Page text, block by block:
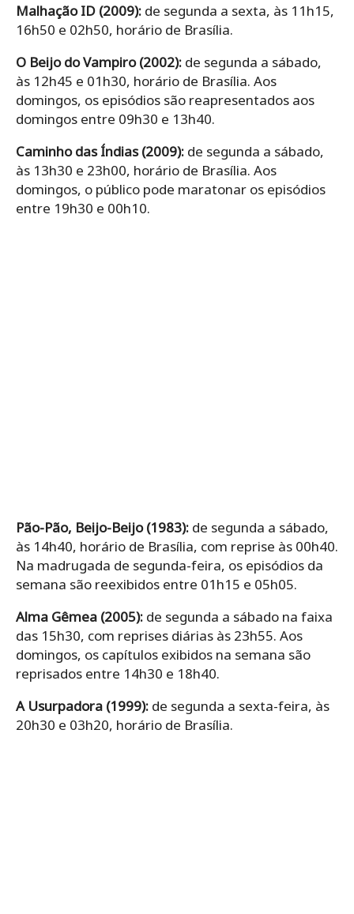
Malhação ID (2009): de segunda a sexta, às 11h15,
16h50 e 02h50, horário de Brasília.
O Beijo do Vampiro (2002): de segunda a sábado,
às 12h45 e 01h30, horário de Brasília. Aos
domingos, os episódios são reapresentados aos
domingos entre 09h30 e 13h40.
Caminho das Índias (2009): de segunda a sábado,
às 13h30 e 23h00, horário de Brasília. Aos
domingos, o público pode maratonar os episódios
entre 19h30 e 00h10.
Pão-Pão, Beijo-Beijo (1983): de segunda a sábado,
às 14h40, horário de Brasília, com reprise às 00h40.
Na madrugada de segunda-feira, os episódios da
semana são reexibidos entre 01h15 e 05h05.
Alma Gêmea (2005): de segunda a sábado na faixa
das 15h30, com reprises diárias às 23h55. Aos
domingos, os capítulos exibidos na semana são
reprisados entre 14h30 e 18h40.
A Usurpadora (1999): de segunda a sexta-feira, às
20h30 e 03h20, horário de Brasília.